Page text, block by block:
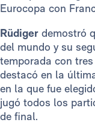
Eurocopa con
Rüdiger demostró
del mundo y su
temporada con
destacó en la
en la que fue
jugó todos los
de final.